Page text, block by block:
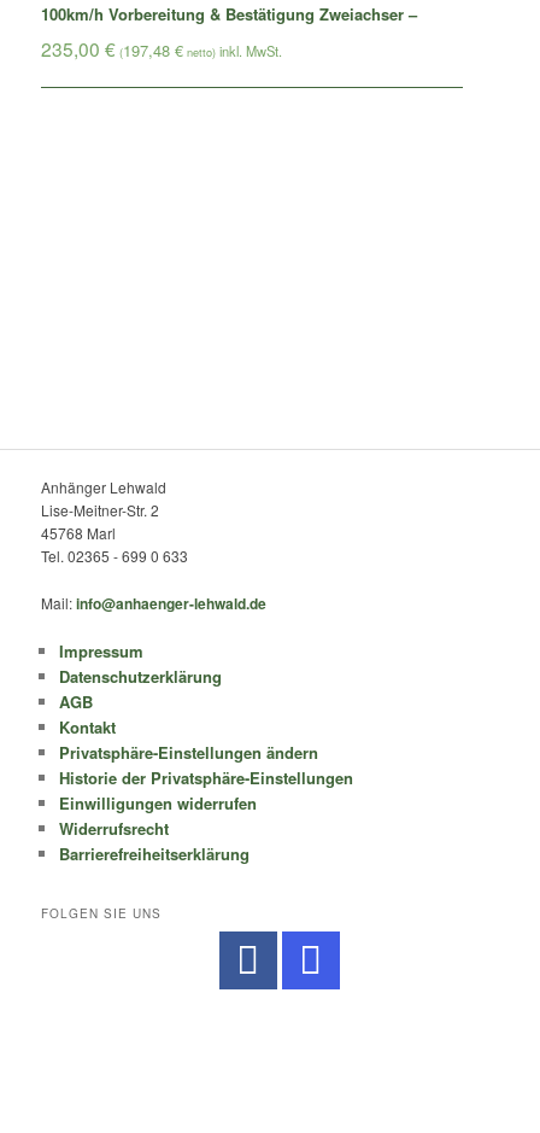
100km/h Vorbereitung & Bestätigung Zweiachser –
235,00€ (197,48€ netto)
Anhänger Lehwald
Lise-Meitner-Str. 2
45768 Marl
Tel. 02365 - 699 0 633
Mail:info@anhaenger-lehwald.de
Impressum
Datenschutzerklärung
AGB
Kontakt
Privatsphäre-Einstellungen ändern
Historie der Privatsphäre-Einstellungen
Einwilligungen widerrufen
Widerrufsrecht
Barrierefreiheitserklärung
FOLGEN SIE UNS